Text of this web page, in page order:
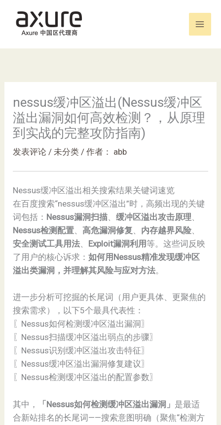
容
nessus缓冲区溢出(Nessus缓冲区
溢出漏洞如何高效检测？，从原理
到实战的完整攻防指南)
发表评论 / 未分类 / 作者： abb
Nessus缓冲区溢出相关搜索结果关键词速览
在百度搜索“nessus缓冲区溢出”时，高频出现的关键
词包括： Nessus漏洞扫描、缓冲区溢出攻击原理、
Nessus检测配置、高危漏洞修复、 内存越界风险、
安全测试工具用法、 Exploit漏洞利用等。这些词反映
了用户的核心诉求：如何用Nessus精准发现缓冲区
溢出类漏洞，并理解其风险与应对方法。
进一步分析可挖掘的长尾词（用户更具体、更聚焦的
搜索需求），以下5个最具代表性：
〖Nessus如何检测缓冲区溢出漏洞〗
〖Nessus扫描缓冲区溢出弱点的步骤〗
〖Nessus识别缓冲区溢出攻击特征〗
〖Nessus缓冲区溢出漏洞修复建议〗
〖Nessus检测缓冲区溢出的配置参数〗
其中， 「Nessus如何检测缓冲区溢出漏洞」 是最适
合新站排名的长尾词——搜索意图明确（聚焦“检测方